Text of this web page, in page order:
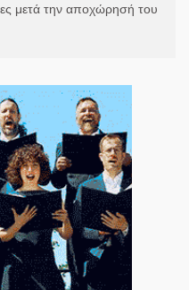
μετά την αποχώρησή του